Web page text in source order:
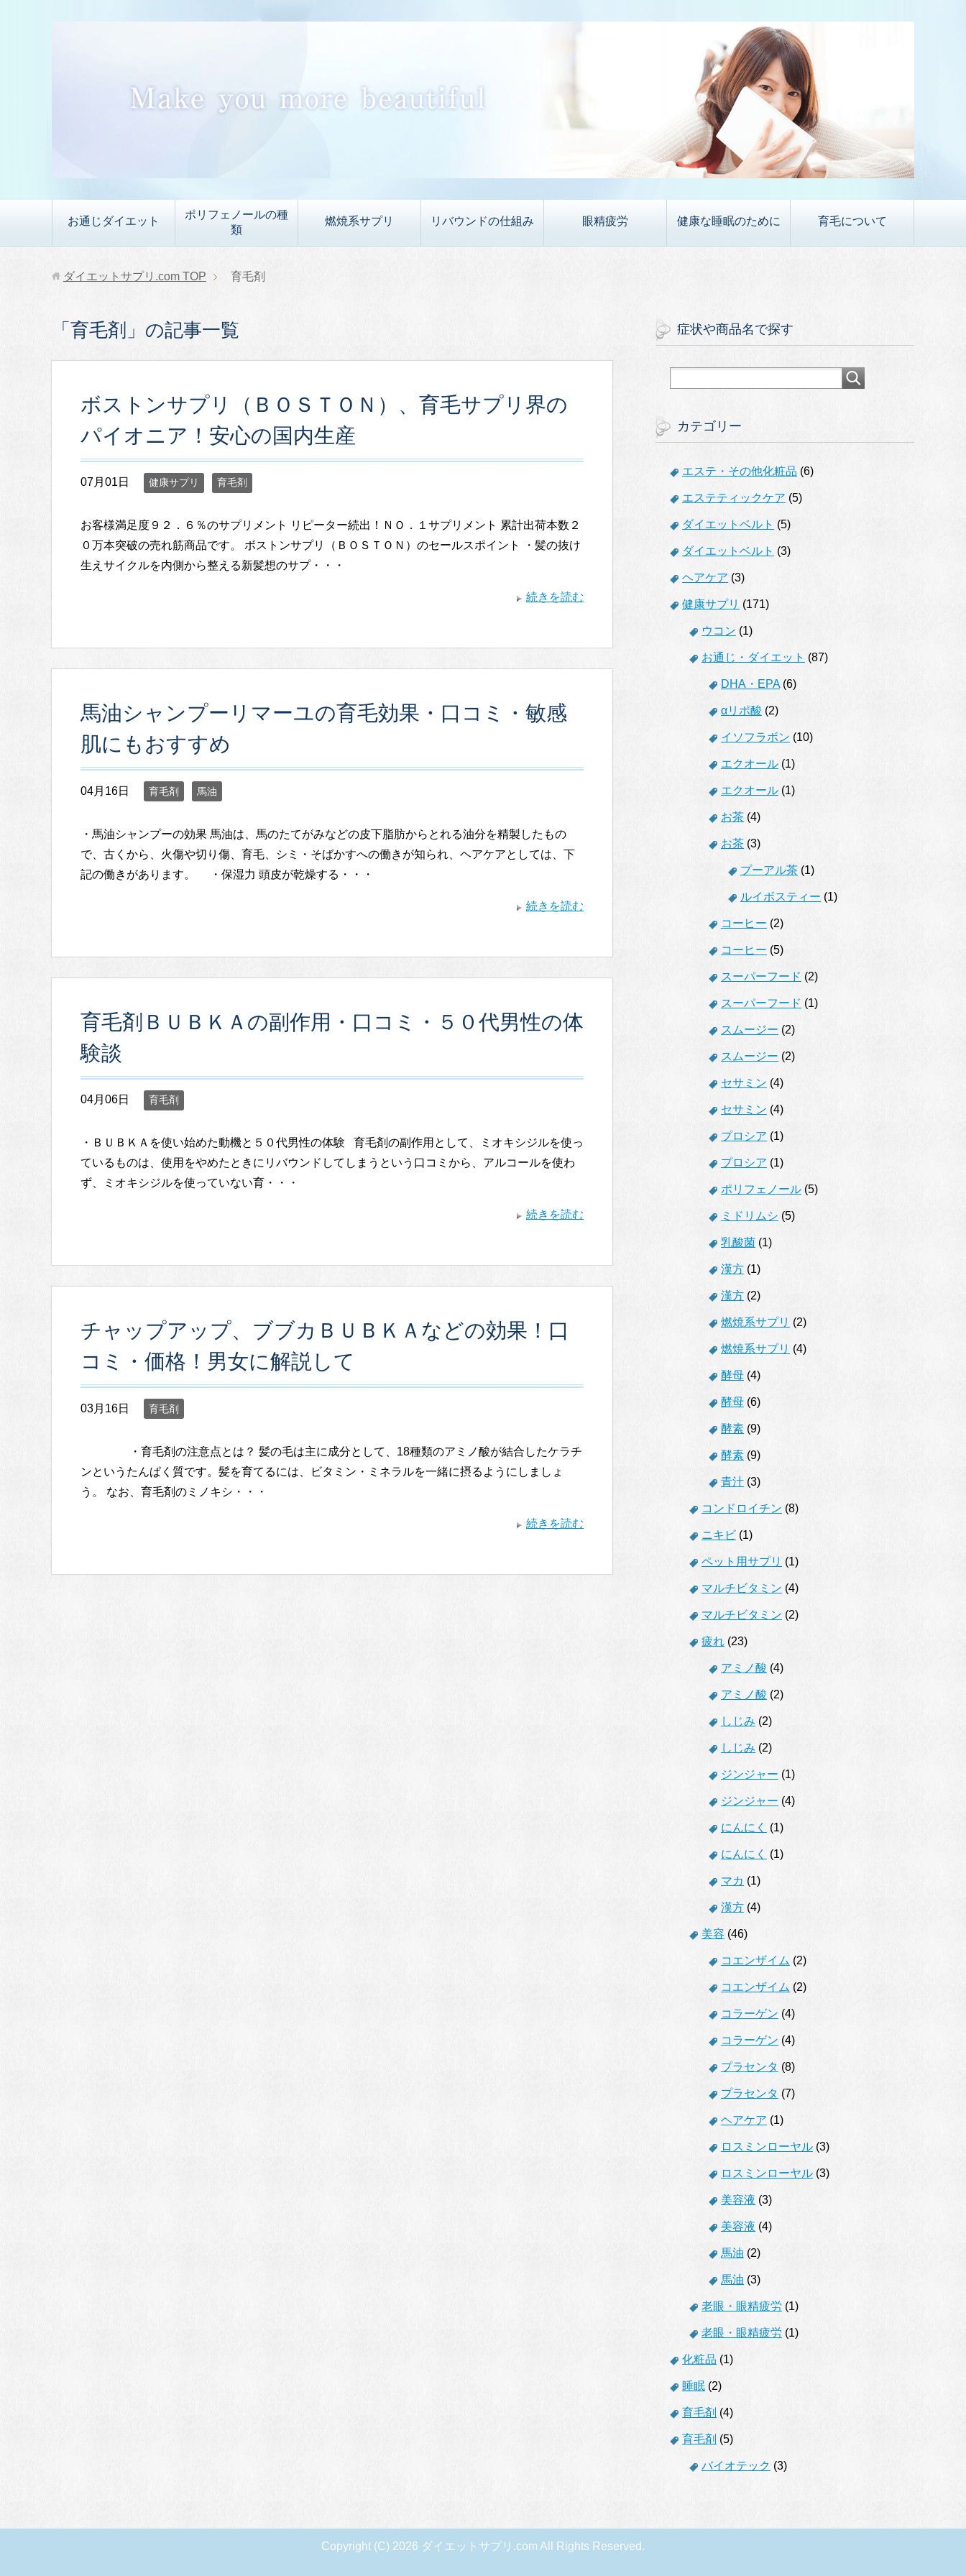
お通じダイエット
ポリフェノールの種
類
燃焼系サプリ リバウンドの仕組み 眼精疲労 健康な睡眠のために 育毛について
ダイエットサプリ.com TOP 育毛剤
「育毛剤」の記事一覧
ボストンサプリ（ＢＯＳＴＯＮ）、育毛サプリ界の
パイオニア！安心の国内生産
07月01日 健康サプリ 育毛剤
お客様満足度９２．６％のサプリメント リピーター続出！ＮＯ．１サプリメント 累計出荷本数２
０万本突破の売れ筋商品です。 ボストンサプリ（ＢＯＳＴＯＮ）のセールスポイント ・髪の抜け
生えサイクルを内側から整える新髪想のサプ・・・
続きを読む
馬油シャンプーリマーユの育毛効果・口コミ・敏感
肌にもおすすめ
04月16日 育毛剤 馬油
・馬油シャンプーの効果 馬油は、馬のたてがみなどの皮下脂肪からとれる油分を精製したもの
で、古くから、火傷や切り傷、育毛、シミ・そばかすへの働きが知られ、ヘアケアとしては、下
記の働きがあります。 ・保湿力 頭皮が乾燥する・・・
続きを読む
育毛剤ＢＵＢＫＡの副作用・口コミ・５０代男性の体
験談
04月06日 育毛剤
・ＢＵＢＫＡを使い始めた動機と５０代男性の体験 育毛剤の副作用として、ミオキシジルを使っ
ているものは、使用をやめたときにリバウンドしてしまうという口コミから、アルコールを使わ
ず、ミオキシジルを使っていない育・・・
続きを読む
チャップアップ、ブブカＢＵＢＫＡなどの効果！口
コミ・価格！男女に解説して
03月16日 育毛剤
・育毛剤の注意点とは？ 髪の毛は主に成分として、18種類のアミノ酸が結合したケラチ
ンというたんぱく質です。髪を育てるには、ビタミン・ミネラルを一緒に摂るようにしましょ
う。 なお、育毛剤のミノキシ・・・
続きを読む
症状や商品名で探す
カテゴリー
エステ・その他化粧品 (6)
エステティックケア (5)
ダイエットベルト (5)
ダイエットベルト (3)
ヘアケア (3)
健康サプリ (171)
ウコン (1)
お通じ・ダイエット (87)
DHA・EPA(6)
αリポ酸 (2)
イソフラボン (10)
エクオール (1)
エクオール (1)
お茶 (4)
お茶 (3)
プーアル茶 (1)
ルイボスティー (1)
コーヒー (2)
コーヒー (5)
スーパーフード (2)
スーパーフード (1)
スムージー (2)
スムージー (2)
セサミン (4)
セサミン (4)
プロシア (1)
プロシア (1)
ポリフェノール (5)
ミドリムシ (5)
乳酸菌 (1)
漢方 (1)
漢方 (2)
燃焼系サプリ (2)
燃焼系サプリ (4)
酵母 (4)
酵母 (6)
酵素 (9)
酵素 (9)
青汁 (3)
コンドロイチン (8)
ニキビ (1)
ペット用サプリ (1)
マルチビタミン (4)
マルチビタミン (2)
疲れ (23)
アミノ酸 (4)
アミノ酸 (2)
しじみ (2)
しじみ (2)
ジンジャー (1)
ジンジャー (4)
にんにく (1)
にんにく (1)
マカ (1)
漢方 (4)
美容 (46)
コエンザイム (2)
コエンザイム (2)
コラーゲン (4)
コラーゲン (4)
プラセンタ (8)
プラセンタ (7)
ヘアケア (1)
ロスミンローヤル (3)
ロスミンローヤル (3)
美容液 (3)
美容液 (4)
馬油 (2)
馬油 (3)
老眼・眼精疲労 (1)
老眼・眼精疲労 (1)
化粧品 (1)
睡眠 (2)
育毛剤 (4)
育毛剤 (5)
バイオテック (3)
Copyright (C) 2026 ダイエットサプリ.com All Rights Reserved.